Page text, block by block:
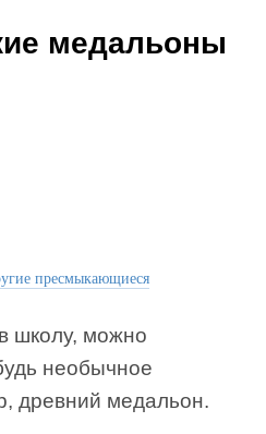
медальоны
пресмыкающиеся
школу, можно
необычное
древний медальон.